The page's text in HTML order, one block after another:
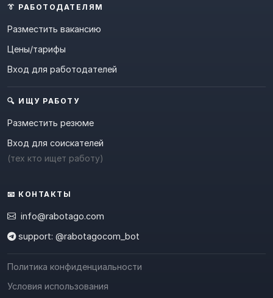
👔 РАБОТОДАТЕЛЯМ
Разместить вакансию
Цены/тарифы
Вход для работодателей
🔍 ИЩУ РАБОТУ
Разместить резюме
Вход для соискателей
(тех кто ищет работу)
📧 КОНТАКТЫ
info@rabotago.com
support: @rabotagocom_bot
Политика конфиденциальности
Условия использования